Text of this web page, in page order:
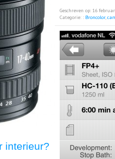
interieur?
Geschreven op: 16
Categorie: : Broncolor,